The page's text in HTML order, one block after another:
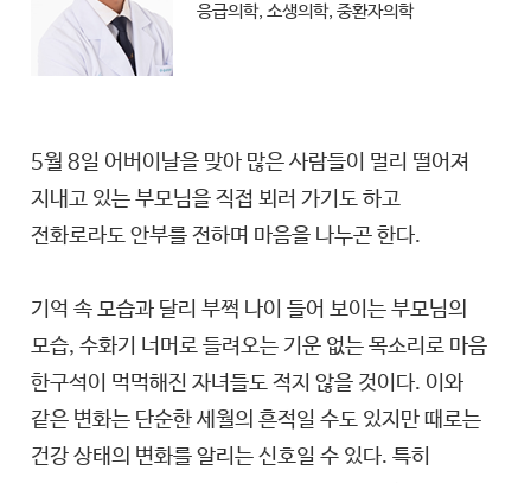
응급의학, 소생의학, 중환자의학
5월 8일 어버이날을 맞아 많은 사람들이 멀리 떨어져
지내고 있는 부모님을 직접 뵈러 가기도 하고
전화로라도 안부를 전하며 마음을 나누곤 한다.
기억 속 모습과 달리 부쩍 나이 들어 보이는 부모님의
모습, 수화기 너머로 들려오는 기운 없는 목소리로 마음
한구석이 먹먹해진 자녀들도 적지 않을 것이다. 이와
같은 변화는 단순한 세월의 흔적일 수도 있지만 때로는
건강 상태의 변화를 알리는 신호일 수 있다. 특히